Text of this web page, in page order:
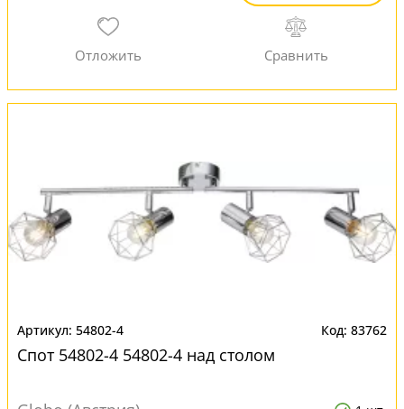
54802-4 83762
Спот 54802-4 54802-4 над столом